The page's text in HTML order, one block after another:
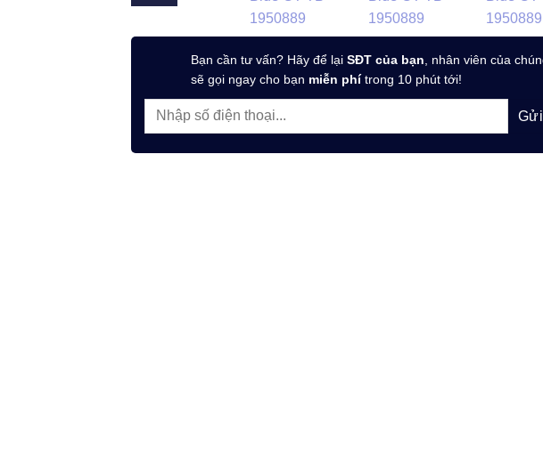
Bạn cần tư vấn? Hãy để lại SĐT của bạn , nhân viên của
sẽ gọi ngay cho bạn miễn phítrong 10 phút tới!